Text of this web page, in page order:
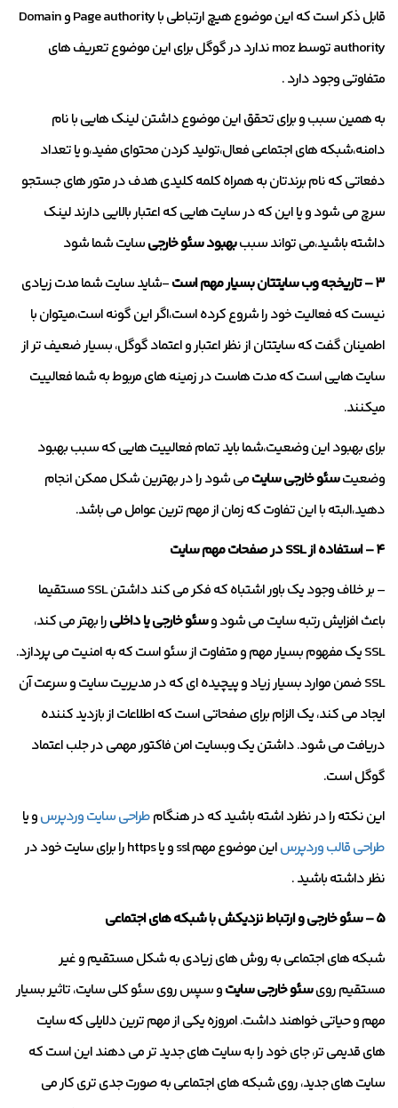
قابل ذکر است که این موضوع هیچ ارتباطی با Page authority و Domain
authority توسط moz ندارد در گوگل برای این موضوع تعریف های
متفاوتی وجود دارد .
به همین سبب و برای تحقق این موضوع داشتن لینک هایی با نام
دامنه،شبکه های اجتماعی فعال،تولید کردن محتوای مفید،و یا تعداد
دفعاتی که نام برندتان به همراه کلمه کلیدی هدف در متور های جستجو
سرچ می شود و یا این که در سایت هایی که اعتبار بالایی دارند لینک
داشته باشید،می تواند سبببهبود سئو خارجیسایت شما شود
۳ – تاریخجه وب سایتتان بسیار مهم است
-شاید سایت شما مدت زیادی
نیست که فعالیت خود را شروع کرده است،اگر این گونه است،میتوان با
اطمینان گفت که سایتتان از نظر اعتبار و اعتماد گوگل، بسیار ضعیف تر از
سایت هایی است که مدت هاست در زمینه های مربوط به شما فعالییت
میکنند.
برای بهبود این وضعیت،شما باید تمام فعالییت هایی که سبب بهبود
وضعیتسئو خارجی سایتمی شود را در بهترین شکل ممکن انجام
دهید،البته با این تفاوت که زمان از مهم ترین عوامل می باشد.
۴ – استفاده از SSL در صفحات مهم سایت
– بر خلاف وجود یک باور اشتباه که فکر می کند داشتن SSL مستقیما
باعث افزایش رتبه سایت می شود وسئو خارجی یا داخلیرا بهتر می کند،
SSL یک مفهوم بسیار مهم و متفاوت از سئو است که به امنیت می پردازد.
SSL ضمن موارد بسیار زیاد و پیچیده ای که در مدیریت سایت و سرعت آن
ایجاد می کند، یک الزام برای صفحاتی است که اطلاعات از بازدید کننده
دریافت می شود. داشتن یک وبسایت امن فاکتور مهمی در جلب اعتماد
گوگل است.
این نکته را در نظرد اشته باشید که در هنگامطراحی سایت وردپرسو یا
طراحی قالب وردپرس
این موضوع مهم ssl و یا https را برای سایت خود در
نظر داشته باشید .
۵ – سئو خارجی و ارتباط نزدیکش با شبکه های اجتماعی
شبکه های اجتماعی به روش های زیادی به شکل مستقیم و غیر
مستقیم رویسئو خارجی سایتو سپس روی سئو کلی سایت، تاثیر بسیار
مهم و حیاتی خواهند داشت. امروزه یکی از مهم ترین دلایلی که سایت
های قدیمی تر، جای خود را به سایت های جدید تر می دهند این است که
سایت های جدید، روی شبکه های اجتماعی به صورت جدی تری کار می